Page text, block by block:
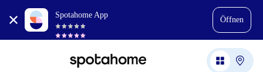
Spotahome App
Öffnen